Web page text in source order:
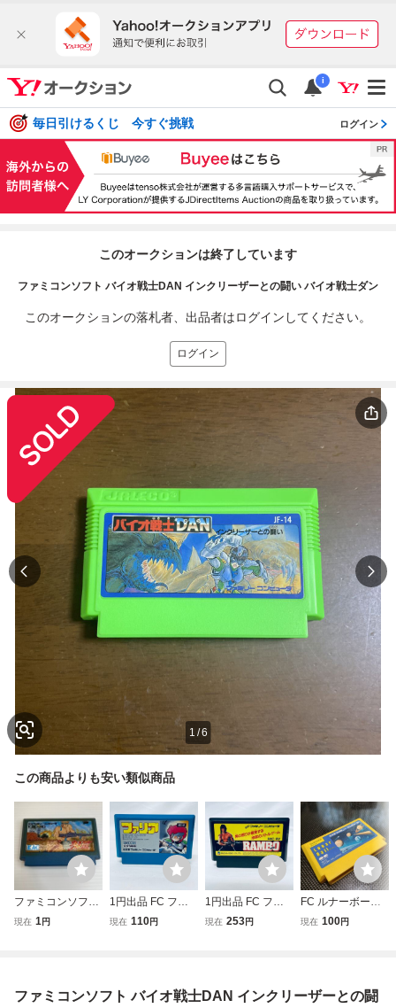
i
毎日引けるくじ 今すぐ挑戦 ログイン
このオークションは終了しています
ファミコンソフト バイオ戦士DAN インクリーザーとの闘い バイオ戦士ダン
このオークションの落札者、出品者はログインしてください。
ログイン
1 /6
この商品よりも安い類似商品
ファミコンソフ
ト 怒III 動作確
現在 1円
1円出品 FC ファ
ミコンソフト ファ
現在 110円
1円出品 FC ファ
ミコンソフト ラン
現在 253円
FC ルナーボール
LUNAR BALL フ
現在 100円
ファミコンソフト バイオ戦士DAN インクリーザーとの闘